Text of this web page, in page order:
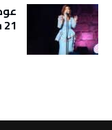
21 سنة :سهرة الحنين للزمن الجميل